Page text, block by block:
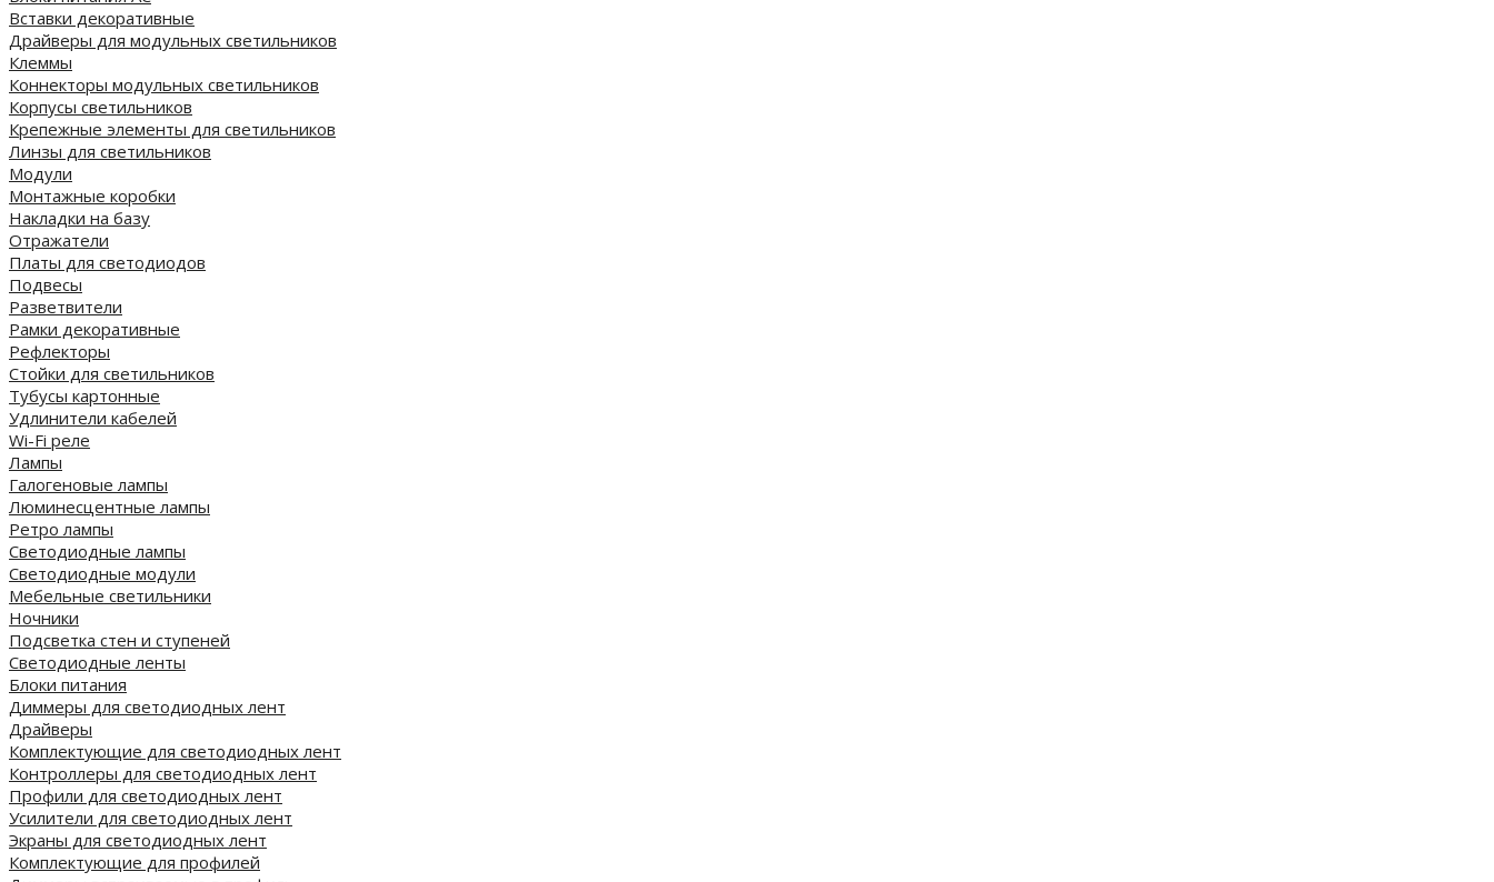
Вставки декоративные
Драйверы для модульных светильников
Клеммы
Коннекторы модульных светильников
Корпусы светильников
Крепежные элементы для светильников
Линзы для светильников
Модули
Монтажные коробки
Накладки на базу
Отражатели
Платы для светодиодов
Подвесы
Разветвители
Рамки декоративные
Рефлекторы
Стойки для светильников
Тубусы картонные
Удлинители кабелей
Wi-Fi реле
Лампы
Галогеновые лампы
Люминесцентные лампы
Ретро лампы
Светодиодные лампы
Светодиодные модули
Мебельные светильники
Ночники
Подсветка стен и ступеней
Светодиодные ленты
Блоки питания
Диммеры для светодиодных лент
Драйверы
Комплектующие для светодиодных лент
Контроллеры для светодиодных лент
Профили для светодиодных лент
Усилители для светодиодных лент
Экраны для светодиодных лент
Комплектующие для профилей